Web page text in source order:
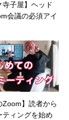
寺子屋】ヘッド
会議の必須アイ
Zoom】読者から
ティングを始め